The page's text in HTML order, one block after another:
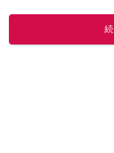
レビューしています。毎日トレ
してくださ